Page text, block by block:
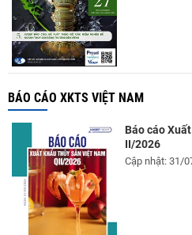
BÁO CÁO XKTS VIỆT NAM
Báo cáo
II/2026
Cập nhật: 31/